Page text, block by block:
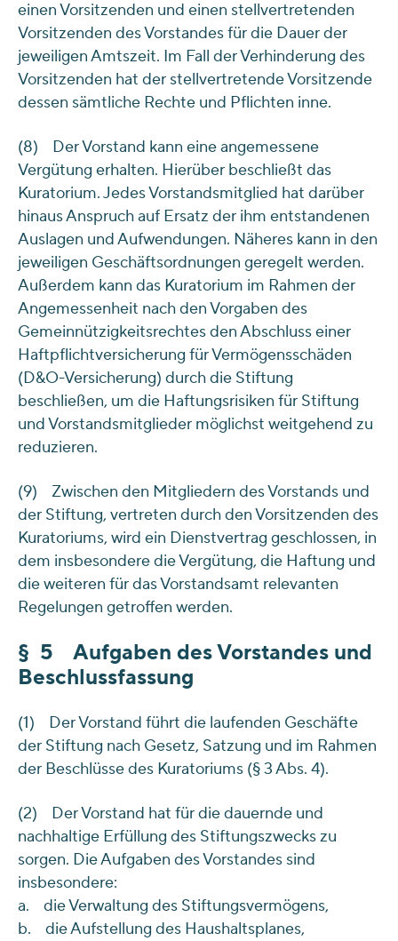
einen Vorsitzenden und einen stellvertretenden
Vorsitzenden des Vorstandes für die Dauer der
jeweiligen Amtszeit. Im Fall der Verhinderung des
Vorsitzenden hat der stellvertretende Vorsitzende
dessen sämtliche Rechte und Pflichten inne.
(8) Der Vorstand kann eine angemessene
Vergütung erhalten. Hierüber beschließt das
Kuratorium. Jedes Vorstandsmitglied hat darüber
hinaus Anspruch auf Ersatz der ihm entstandenen
Auslagen und Aufwendungen. Näheres kann in den
jeweiligen Geschäftsordnungen geregelt werden.
Außerdem kann das Kuratorium im Rahmen der
Angemessenheit nach den Vorgaben des
Gemeinnützigkeitsrechtes den Abschluss einer
Haftpflichtversicherung für Vermögensschäden
(D&O-Versicherung) durch die Stiftung
beschließen, um die Haftungsrisiken für Stiftung
und Vorstandsmitglieder möglichst weitgehend zu
reduzieren.
(9) Zwischen den Mitgliedern des Vorstands und
der Stiftung, vertreten durch den Vorsitzenden des
Kuratoriums, wird ein Dienstvertrag geschlossen, in
dem insbesondere die Vergütung, die Haftung und
die weiteren für das Vorstandsamt relevanten
Regelungen getroffen werden.
§ 5 Aufgaben des Vorstandes und
Beschlussfassung
(1) Der Vorstand führt die laufenden Geschäfte
der Stiftung nach Gesetz, Satzung und im Rahmen
der Beschlüsse des Kuratoriums (§ 3 Abs. 4).
(2) Der Vorstand hat für die dauernde und
nachhaltige Erfüllung des Stiftungszwecks zu
sorgen. Die Aufgaben des Vorstandes sind
insbesondere:
a. die Verwaltung des Stiftungsvermögens,
b. die Aufstellung des Haushaltsplanes,